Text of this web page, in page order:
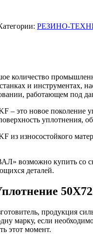
РЕЗИНО-
количество
и инструментах,
работающем под
– это новое поколение
уплотнения,
износостойкого
возможно купить со
деталей.
продукция
марку, если
этот момент.